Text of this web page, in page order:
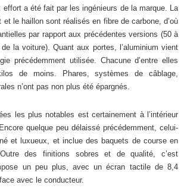
effort a été fait par les ingénieurs de la marque. La
le haillon sont réalisés en fibre de carbone, d’où
par rapport aux précédentes versions (50 à
la voiture). Quant aux portes, l’aluminium vient
précédemment utilisée. Chacune d’entre elles
de moins. Phares, systèmes de câblage,
n’ont pas non plus été épargnés.
les plus notables est certainement à l’intérieur
quelque peu délaissé précédemment, celui-
et luxueux, et inclue des baquets de course en
des finitions sobres et de qualité, c’est
un peu plus, avec un écran tactile de 8,4
avec le conducteur.